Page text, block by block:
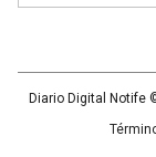
Diario Digital Notife